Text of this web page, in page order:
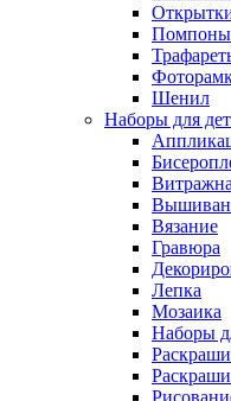
Помпоны
Шенил
Наборы для
Вязание
Гравюра
Лепка
Мозаика
Наборы